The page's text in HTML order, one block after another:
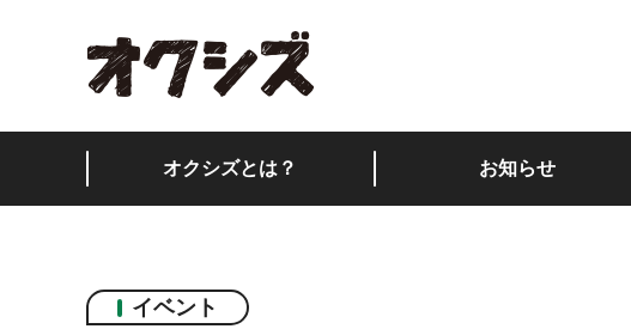
オクシズとは？ お知らせ
イベント